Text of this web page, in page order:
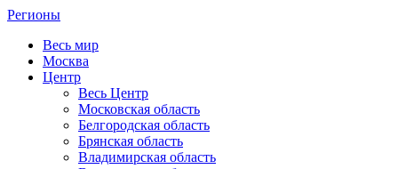
Регионы
Весь мир
Москва
Центр
Весь Центр
Московская область
Белгородская область
Брянская область
Владимирская область